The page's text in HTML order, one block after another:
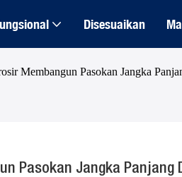
Disesuaikan
Membangun Pasokan Jangka
Pasokan Jangka Panjang